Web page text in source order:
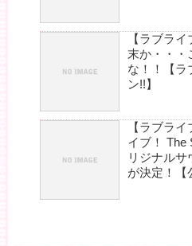
【ラブラ
末か・・・
な！！【ラ
ン!!】
【ラブラ
イブ！ The
リジナル
が決定！【